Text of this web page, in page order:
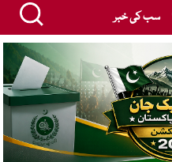
سب کی خبر